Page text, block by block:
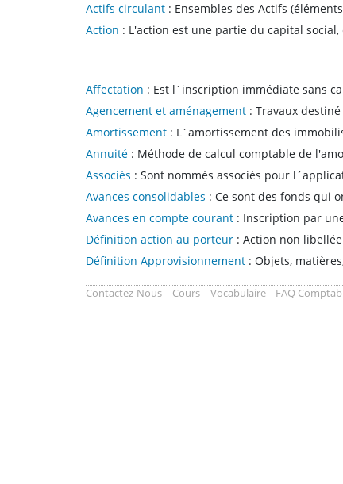
Actifs circulant : Ensembles des Actifs
Action : L'action est une partie du capital
Affectation : Est l´inscription immédiate sans
Agencement et aménagement : Travaux
Amortissement : L´amortissement des
Annuité : Méthode de calcul comptable de
Associés : Sont nommés associés pour
Avances consolidables : Ce sont des fonds qui
Avances en compte courant : Inscription par
Définition action au porteur : Action non
Définition Approvisionnement : Objets,
Contactez-Nous Cours Vocabulaire FAQ